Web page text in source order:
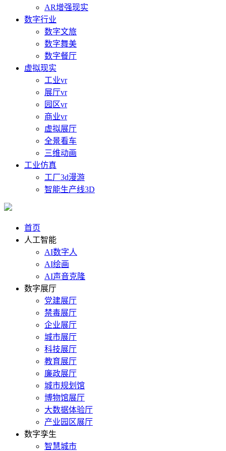
AR增强现实
数字行业
数字文旅
数字舞美
数字餐厅
虚拟现实
工业vr
展厅vr
园区vr
商业vr
虚拟展厅
全景看车
三维动画
工业仿真
工厂3d漫游
智能生产线3D
首页
人工智能
AI数字人
AI绘画
AI声音克隆
数字展厅
党建展厅
禁毒展厅
企业展厅
城市展厅
科技展厅
教育展厅
廉政展厅
城市规划馆
博物馆展厅
大数据体验厅
产业园区展厅
数字孪生
智慧城市